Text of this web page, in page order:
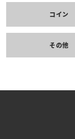
コイン
その他